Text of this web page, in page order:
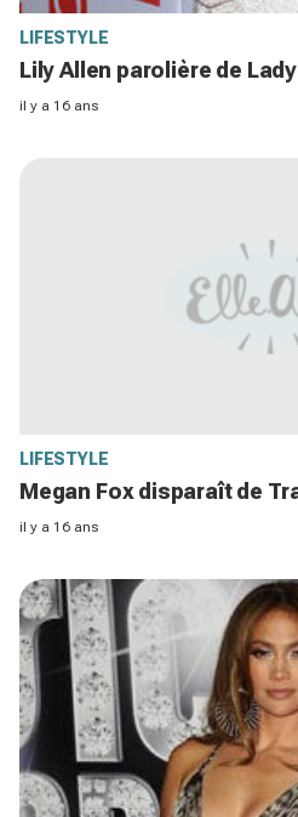
LIFESTYLE
Lily Allen parolière de
il y a 16 ans
LIFESTYLE
Megan Fox disparaît de
il y a 16 ans